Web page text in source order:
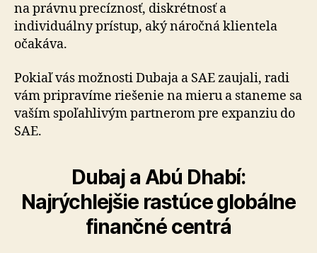
na právnu precíznosť, diskrétnosť a
individuálny prístup, aký náročná klientela
očakáva.
Pokiaľ vás možnosti Dubaja a SAE zaujali, radi
vám pripravíme riešenie na mieru a staneme sa
vaším spoľahlivým partnerom pre expanziu do
SAE.
Dubaj a Abú Dhabí:
Najrýchlejšie rastúce globálne
finančné centrá